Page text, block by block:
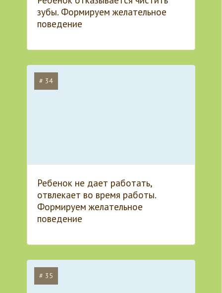
зубы. Формируем желательное
поведение
# 34
Ребенок не дает работать,
отвлекает во время работы.
Формируем желательное
поведение
# 35